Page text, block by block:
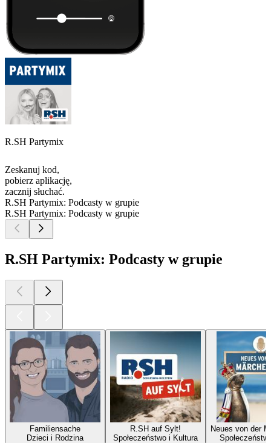
R.SH Partymix
Zeskanuj kod,
pobierz aplikację,
zacznij słuchać.
R.SH Partymix: Podcasty w grupie
R.SH Partymix: Podcasty w grupie
R.SH Partymix: Podcasty w grupie
Familiensache
Dzieci i Rodzina
R.SH auf Sylt!
Społeczeństwo i Kultura
Neues von der